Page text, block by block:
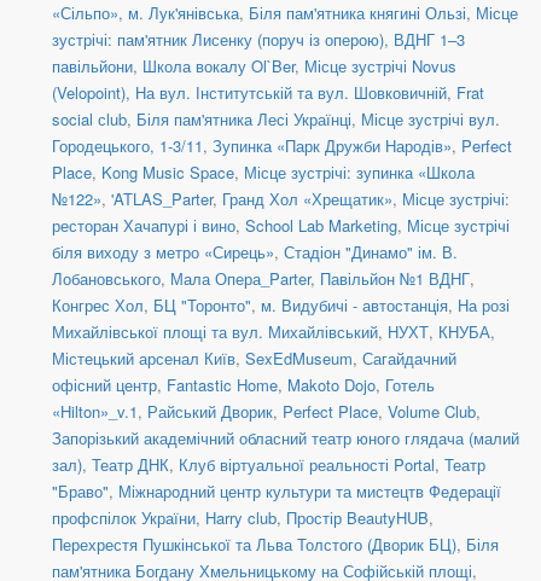
«Сільпо», м. Лук'янівська, Біля пам'ятника княгині Ользі, Місце
зустрічі: пам'ятник Лисенку (поруч із оперою), ВДНГ 1–3
павільйони, Школа вокалу Ol`Ber, Місце зустрічі Novus
(Velopoint), На вул. Інститутській та вул. Шовковичній, Frat
social сlub, Біля пам'ятника Лесі Українці, Місце зустрічі вул.
Городецького, 1-3/11, Зупинка «Парк Дружби Народів», Perfect
Place, Kong Music Space, Місце зустрічі: зупинка «Школа
№122», 'ATLAS_Parter, Гранд Хол «Хрещатик», Місце зустрічі:
ресторан Хачапурі і вино, School Lab Marketing, Місце зустрічі
біля виходу з метро «Сирець», Стадіон "Динамо" ім. В.
Лобановського, Мала Опера_Parter, Павільйон №1 ВДНГ,
Конгрес Хол, БЦ "Торонто", м. Видубичі - автостанція, На розі
Михайлівської площі та вул. Михайлівський, НУХТ, КНУБА,
Містецький арсенал Київ, SexEdMuseum, Сагайдачний
офісний центр, Fantastic Home, Makoto Dojo, Готель
«Hilton»_v.1, Райський Дворик, Perfect Place, Volume Club,
Запорізький академічний обласний театр юного глядача (малий
зал), Театр ДНК, Клуб віртуальної реальності Portal, Театр
"Браво", Міжнародний центр культури та мистецтв Федерації
профспілок України, Harry club, Простір BeautyHUB,
Перехрестя Пушкінської та Льва Толстого (Дворик БЦ), Біля
пам'ятника Богдану Хмельницькому на Софійській площі,